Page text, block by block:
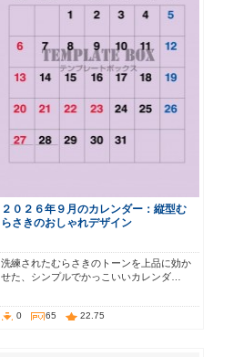
２０２６年９月のカレンダー：縦型む
らさきのおしゃれデザイン
洗練されたむらさきのトーンを上品に効か
せた、シンプルでかっこいいカレンダ…
0 65 22.75